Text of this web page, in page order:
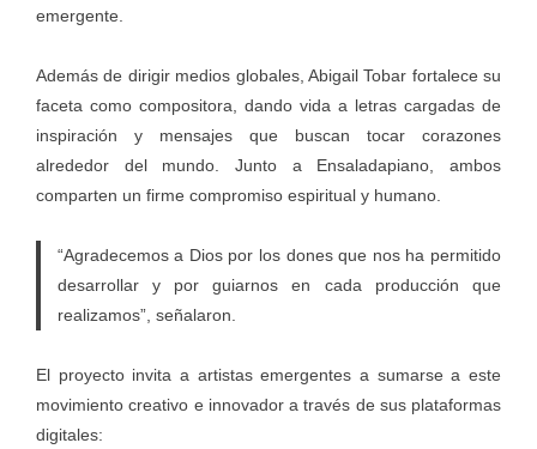
emergente.
Además de dirigir medios globales, Abigail Tobar fortalece su
faceta como compositora, dando vida a letras cargadas de
inspiración y mensajes que buscan tocar corazones
alrededor del mundo. Junto a Ensaladapiano, ambos
comparten un firme compromiso espiritual y humano.
“Agradecemos a Dios por los dones que nos ha permitido
desarrollar y por guiarnos en cada producción que
realizamos”, señalaron.
El proyecto invita a artistas emergentes a sumarse a este
movimiento creativo e innovador a través de sus plataformas
digitales: